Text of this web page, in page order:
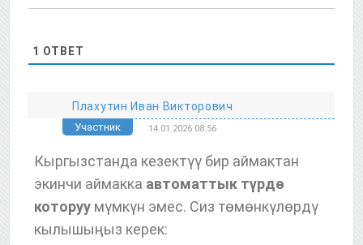
1 ОТВЕТ
Плахутин Иван Викторович
Участник 14.01.2026 08:56
Кыргызстанда кезектүү бир аймактан
экинчи аймакка автоматтык түрдө
которуу мүмкүн эмес. Сиз төмөнкүлөрдү
кылышыңыз керек: